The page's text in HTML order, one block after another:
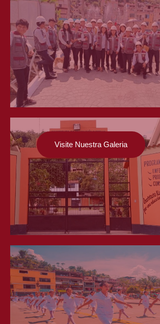
Visite Nuestra Galeria